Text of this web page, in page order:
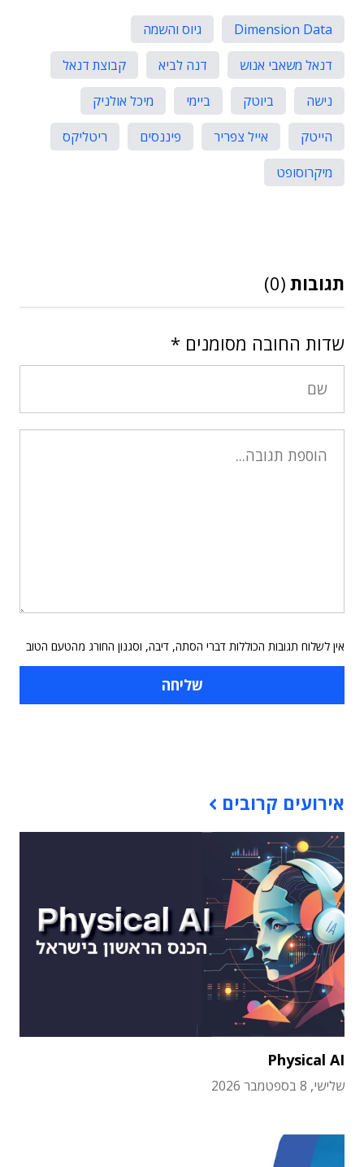
Dimension Data
גיוס והשמה
דנאל משאבי אנוש
דנה לביא
קבוצת דנאל
נישה
ביוטק ביימי
מיכל אולניק
הייטק
אייל צפריר פיננסים
ריטליקס
מיקרוסופט
תגובות (0)
שדות החובה מסומנים *
אין לשלוח תגובות הכוללות דברי הסתה, דיבה, וסגנון החורג מהטעם הטוב
אירועים קרובים
Physical AI
שלישי, 8 בספטמבר 2026